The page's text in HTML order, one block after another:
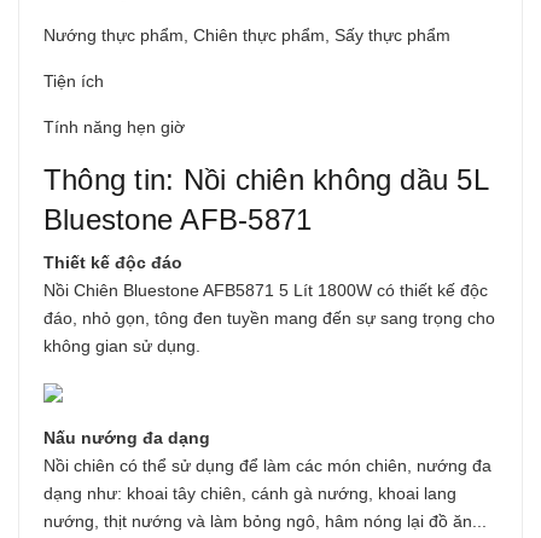
Nướng thực phẩm, Chiên thực phẩm, Sấy thực phẩm
Tiện ích
Tính năng hẹn giờ
Thông tin: Nồi chiên không dầu 5L
Bluestone AFB-5871
Thiết kế độc đáo
Nồi Chiên Bluestone AFB5871 5 Lít 1800W có thiết kế độc
đáo, nhỏ gọn, tông đen tuyền mang đến sự sang trọng cho
không gian sử dụng.
Nấu nướng đa dạng
Nồi chiên có thể sử dụng để làm các món chiên, nướng đa
dạng như: khoai tây chiên, cánh gà nướng, khoai lang
nướng, thịt nướng và làm bỏng ngô, hâm nóng lại đồ ăn...